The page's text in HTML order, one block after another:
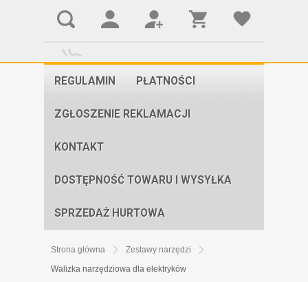
REGULAMIN PŁATNOŚCI
ZGŁOSZENIE REKLAMACJI
KONTAKT
DOSTĘPNOŚĆ TOWARU I WYSYŁKA
SPRZEDAŻ HURTOWA
Strona główna
Zestawy narzędzi
Walizka narzędziowa dla elektryków